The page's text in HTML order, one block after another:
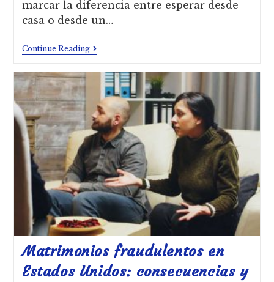
marcar la diferencia entre esperar desde
casa o desde un…
Continue Reading
Matrimonios fraudulentos en
Estados Unidos: consecuencias y